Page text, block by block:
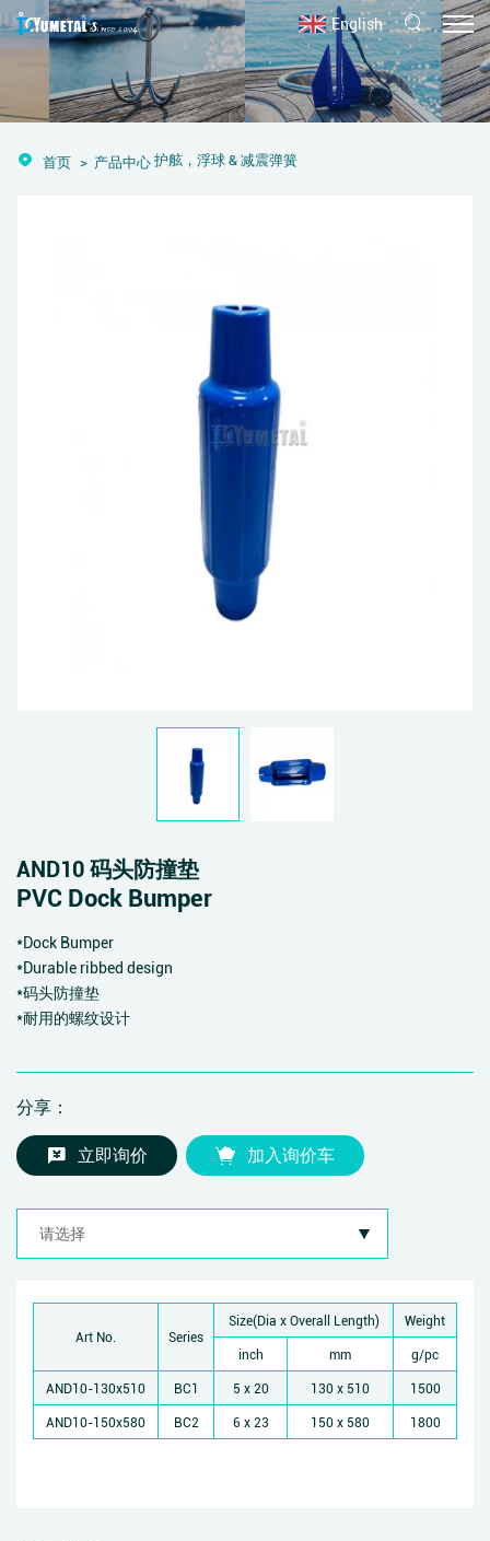
English
首页 产品中心护舷，浮球 & 减震弹簧
AND10 码头防撞垫
PVC Dock Bumper
*Dock Bumper
*Durable ribbed design
*码头防撞垫
*耐用的螺纹设计
分享：
立即询价 加入询价车
Art No. Series
Size(Dia x Overall Length)
Weight
inch
mm
g/pc
AND10-130x510
BC1 5 x 20 130 x 510
1500
AND10-150x580
BC2 6 x 23 150 x 580 1800